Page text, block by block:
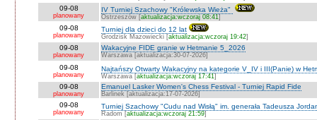
09-08
planowany
IV Turniej Szachowy "Królewska Wieża"
Ostrzeszów [aktualizacja:wczoraj 08:41]
09-08
planowany
Turniej dla dzieci do 12 lat
Grodzisk Mazowiecki [aktualizacja:wczoraj 19:42]
09-08
planowany
Wakacyjne FIDE granie w Hetmanie 5_2026
Warszawa [aktualizacja:30-07-2026]
09-08
planowany
Najtańszy Otwarty Wakacyjny na kategorie V_IV i III(Panie) w
Warszawa [aktualizacja:wczoraj 17:41]
09-08
planowany
Emanuel Lasker Women's Chess Festival - Turniej Rapid Fide
Barlinek [aktualizacja:17-07-2026]
09-08
planowany
Turniej Szachowy "Cudu nad Wisłą" im. generała Tadeusza
Radom [aktualizacja:wczoraj 21:59]